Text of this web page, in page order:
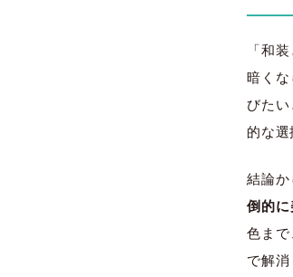
「和
暗く
びた
的な
結論
倒的
色ま
で解